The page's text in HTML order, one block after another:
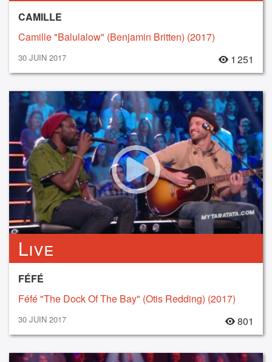
CAMILLE
Camille "Balulalow" (Benjamin Britten) (2017)
30 JUIN 2017 1 251
Live
FÉFÉ
Féfé "The Dock Of The Bay" (Otis Redding) (2017)
30 JUIN 2017 801